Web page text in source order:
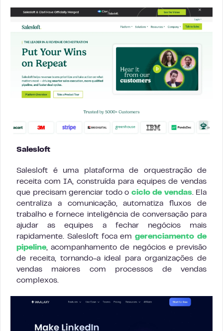
Salesloft
Salesloft é uma plataforma de orquestração de
receita com IA, construída para equipes de vendas
que precisam gerenciar todo o ciclo de vendas. Ela
centraliza a comunicação, automatiza fluxos de
trabalho e fornece inteligência de conversação para
ajudar as equipes a fechar negócios mais
rapidamente. Salesloft foca emgerenciamento de
pipeline, acompanhamento de negócios e previsão
de receita, tornando-a ideal para organizações de
vendas maiores com processos de vendas
complexos.